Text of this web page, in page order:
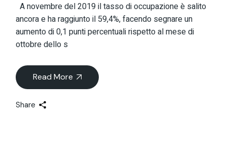
A novembre del 2019 il tasso di occupazione è salito
ancora e ha raggiunto il 59,4%, facendo segnare un
aumento di 0,1 punti percentuali rispetto al mese di
ottobre dello s
Read More
Share